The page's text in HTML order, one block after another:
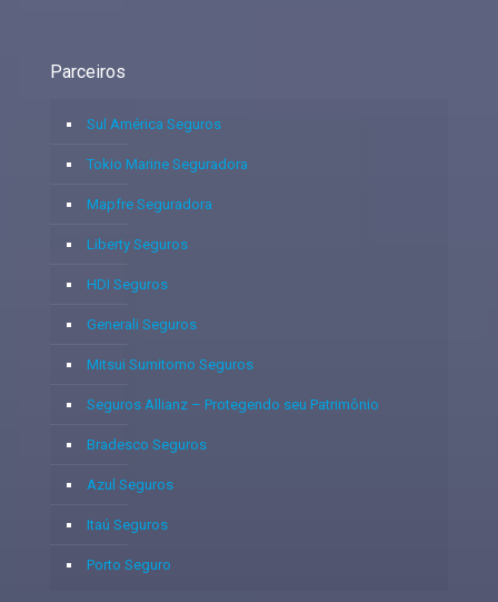
Parceiros
Sul América Seguros
Tokio Marine Seguradora
Mapfre Seguradora
Liberty Seguros
HDI Seguros
Generali Seguros
Mitsui Sumitomo Seguros
Seguros Allianz – Protegendo seu Patrimônio
Bradesco Seguros
Azul Seguros
Itaú Seguros
Porto Seguro